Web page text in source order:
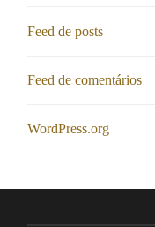
Feed de posts
Feed de comentários
WordPress.org